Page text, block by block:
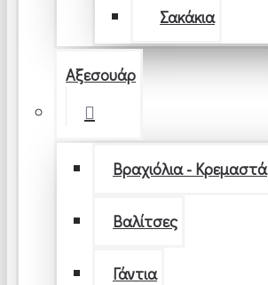
Σακάκια
Αξεσουάρ
Βραχιόλια - Κρεμαστά
Βαλίτσες
Γάντια